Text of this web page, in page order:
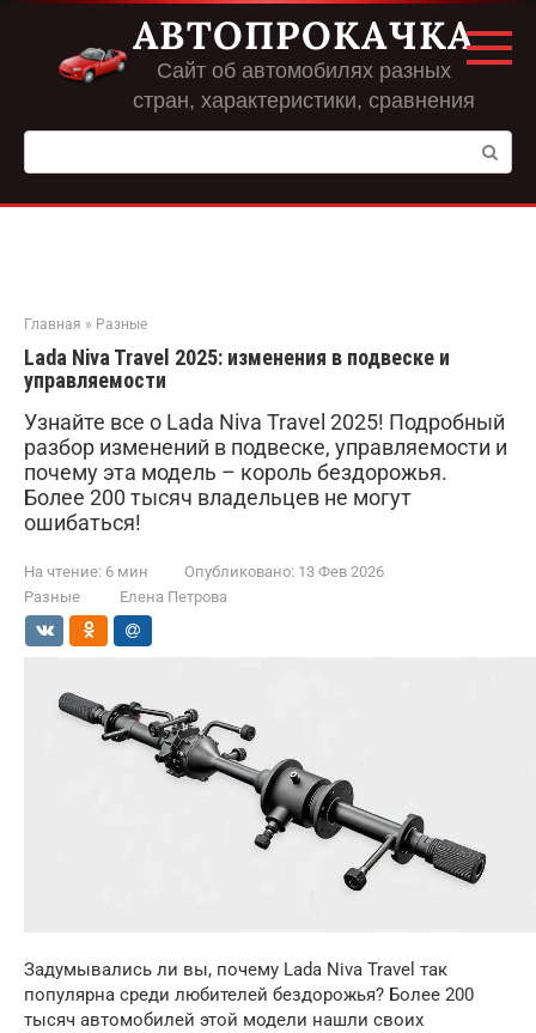
Перейти
контенту
АВТОПРОКАЧКА
Сайт об автомобилях разных
стран, характеристики, сравнения
Поиск:
Главная » Разные
Lada Niva Travel 2025: изменения в подвеске и
управляемости
Узнайте все о Lada Niva Travel 2025! Подробный
разбор изменений в подвеске, управляемости и
почему эта модель – король бездорожья.
Более 200 тысяч владельцев не могут
ошибаться!
На чтение: 6 мин Опубликовано: 13 Фев 2026
Разные
Елена Петрова
Задумывались ли вы, почему Lada Niva Travel так
популярна среди любителей бездорожья? Более 200
тысяч автомобилей этой модели нашли своих